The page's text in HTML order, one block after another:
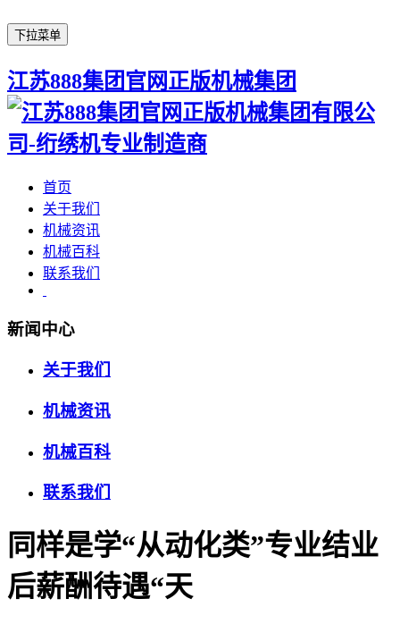
下拉菜单
江苏888集团官网正版机械集团
首页
关于我们
机械资讯
机械百科
联系我们
新闻中心
关于我们
机械资讯
机械百科
联系我们
同样是学“从动化类”专业结业
后薪酬待遇“天